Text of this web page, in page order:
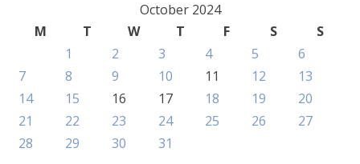
October 2024
M
T W T F S
S
1
2 3 4 5
6
7
8 9 10 11 12
13
14
15 16 17 18 19
20
21
22 23 24 25 26
27
28
29 30 31